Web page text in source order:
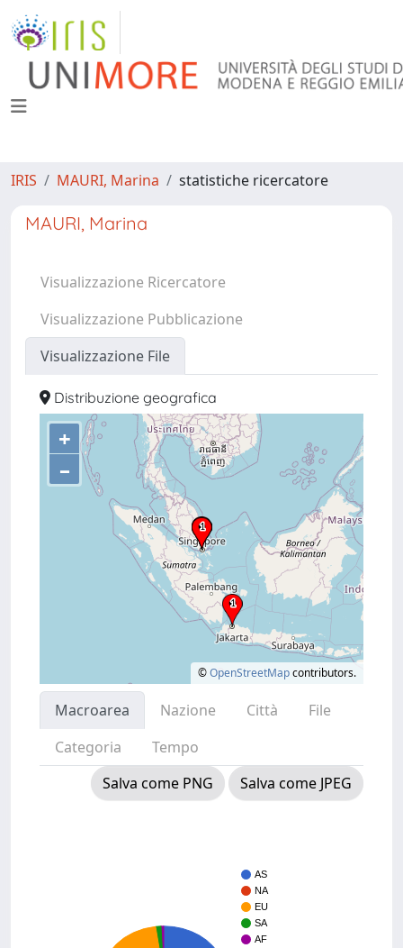
IRIS MAURI, Marina statistiche ricercatore
MAURI, Marina
Visualizzazione Ricercatore
Visualizzazione Pubblicazione
Visualizzazione File
Distribuzione geografica
+
–
©OpenStreetMapcontributors.
Macroarea Nazione Città
File
Categoria
Tempo
Salva come PNG
Salva come JPEG
AS
NA
EU
SA
AF